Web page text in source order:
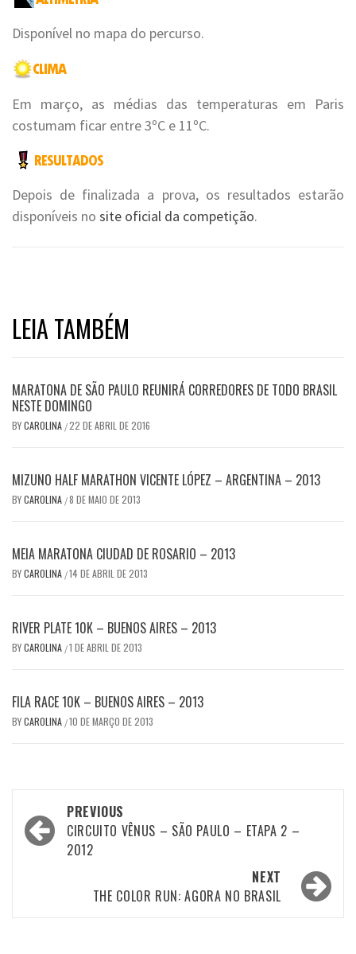
Disponível no mapa do percurso.
Em março, as médias das temperaturas em Paris
costumam ficar entre 3ºC e 11ºC.
Depois de finalizada a prova, os resultados estarão
disponíveis no site oficial da competição.
LEIA TAMBÉM
MARATONA DE SÃO PAULO REUNIRÁ CORREDORES DE TODO BRASIL
NESTE DOMINGO
BYCAROLINA /22 DE ABRIL DE 2016
MIZUNO HALF MARATHON VICENTE LÓPEZ – ARGENTINA – 2013
BYCAROLINA /8 DE MAIO DE 2013
MEIA MARATONA CIUDAD DE ROSARIO – 2013
BYCAROLINA /14 DE ABRIL DE 2013
RIVER PLATE 10K – BUENOS AIRES – 2013
BYCAROLINA /1 DE ABRIL DE 2013
FILA RACE 10K – BUENOS AIRES – 2013
BYCAROLINA /10 DE MARÇO DE 2013
Post
navigation
PREVIOUS
CIRCUITO VÊNUS – SÃO PAULO – ETAPA 2 –
2012
NEXT
THE COLOR RUN: AGORA NO BRASIL